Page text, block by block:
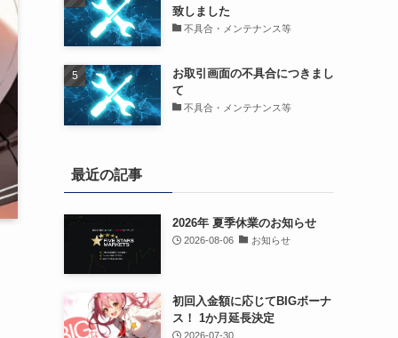
致しました
不具合・メンテナンス等
お取引画面の不具合につきまし
て
不具合・メンテナンス等
最近の記事
2026年 夏季休業のお知らせ
2026-08-06 お知らせ
初回入金額に応じてBIGボーナ
ス！ 1か月延長決定
2026-07-30